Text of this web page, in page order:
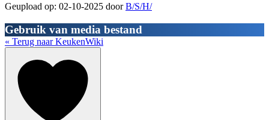
Geupload op: 02-10-2025 doorB/S/H/
Gebruik van media bestand
« Terug naar KeukenWiki